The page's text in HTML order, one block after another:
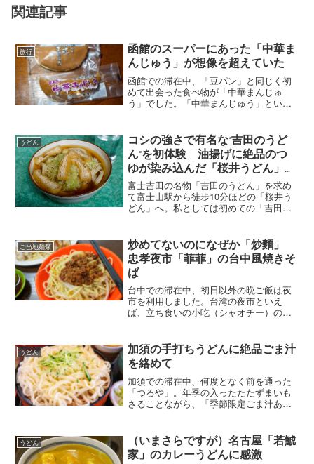
関連記事
旅行
函館のスーパーにあった「中華ま
んじゅう」が想像を超えていた
函館での滞在中、「豆パン」と同じく初
めて出会った食べ物が「中華まんじゅ
う」でした。「中華まんじゅう」といっ
子の一種です。「中花種」と呼ばれる生
地を使用することから「中花...
うどん
コシの強さで有名な“吉田のうど
ん”を初体験 油揚げに絶品のつ
ゆが染み込んだ「桜井うどん」
（ご当地麺類を食べる旅：18）
富士吉田の名物「吉田のうどん」を求め
て富士山駅から徒歩10分ほどの「桜井う
どん」へ。私としては初めての「吉田の
ューは基本的に「あったかいの」と「つ
めたいの」の2種類。「...
ご当地麺類
炒めてないのになぜか「炒麵」
忠孝夜市「菲菲」の台中風焼きそ
ば
台中での滞在中、初日以外の晩ご飯は夜
市を利用しました。台湾の夜市といえ
ば、立ち食いの小吃（シャオチー）のイ
いえばビールと一緒にしっかりとした食
事をとるのが好みだったので...
うどん
加須の手打ちうどんに絶品ごま汁
を絡めて
加須での滞在中、何度となく前を通った
「つるや」。年季の入ったたたずまいも
さることながら、「季節限定ごま汁あり
す。客層は観光客よりも地元客がメイン
かな。加須のうどん屋にし...
うどん
（いまさらですが）名古屋「若鯱
家」のカレーうどんに感激